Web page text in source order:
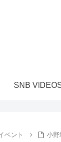
SNB
ベント 小野